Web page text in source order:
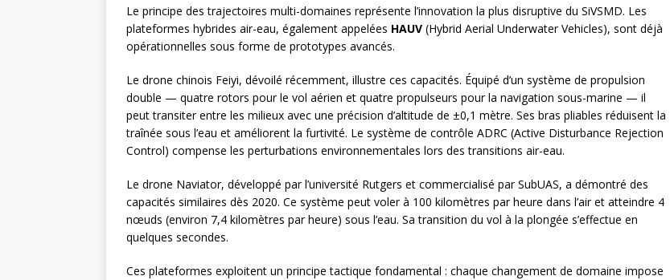
Le principe des trajectoires multi-domaines représente l’innovation la plus disruptive du SiVSMD. Les
plateformes hybrides air-eau, également appelées HAUV (Hybrid Aerial Underwater Vehicles), sont déjà
opérationnelles sous forme de prototypes avancés.
Le drone chinois Feiyi, dévoilé récemment, illustre ces capacités. Équipé d’un système de propulsion
double — quatre rotors pour le vol aérien et quatre propulseurs pour la navigation sous-marine — il
peut transiter entre les milieux avec une précision d’altitude de ±0,1 mètre. Ses bras pliables réduisent la
traînée sous l’eau et améliorent la furtivité. Le système de contrôle ADRC (Active Disturbance Rejection
Control) compense les perturbations environnementales lors des transitions air-eau.
Le drone Naviator, développé par l’université Rutgers et commercialisé par SubUAS, a démontré des
capacités similaires dès 2020. Ce système peut voler à 100 kilomètres par heure dans l’air et atteindre 4
nœuds (environ 7,4 kilomètres par heure) sous l’eau. Sa transition du vol à la plongée s’effectue en
quelques secondes.
Ces plateformes exploitent un principe tactique fondamental : chaque changement de domaine impose